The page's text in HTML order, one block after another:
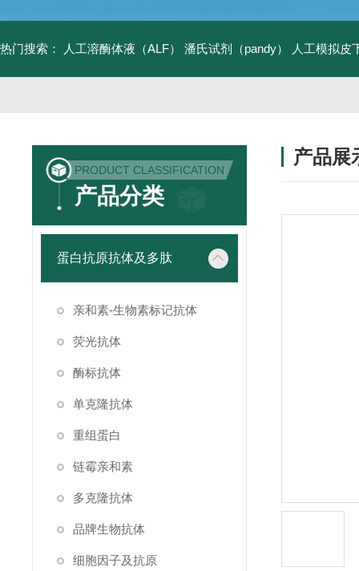
热门搜索： 人工溶酶体液（ALF） 潘氏试剂（pandy） 人工模拟皮
PRODUCT CLASSIFICATION
产品分类
蛋白抗原抗体及多肽
亲和素-生物素标记抗体
荧光抗体
酶标抗体
单克隆抗体
重组蛋白
链霉亲和素
多克隆抗体
品牌生物抗体
细胞因子及抗原
产品展